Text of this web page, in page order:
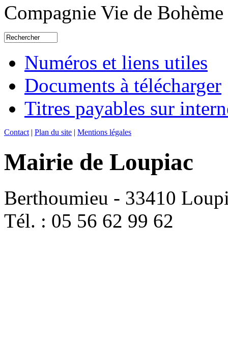
Compagnie Vie de Bohème
Numéros et liens utiles
Documents à télécharger
Titres payables sur
Contact | Plan du site | Mentions légales
Mairie de Loupiac
Berthoumieu - 33410
Tél. : 05 56 62 99 62